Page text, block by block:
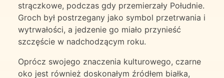
strączkowe, podczas gdy przemierzały Południe.
Groch był postrzegany jako symbol przetrwania i
wytrwałości, a jedzenie go miało przynieść
szczęście w nadchodzącym roku.
Oprócz swojego znaczenia kulturowego, czarne
oko jest również doskonałym źródłem białka,